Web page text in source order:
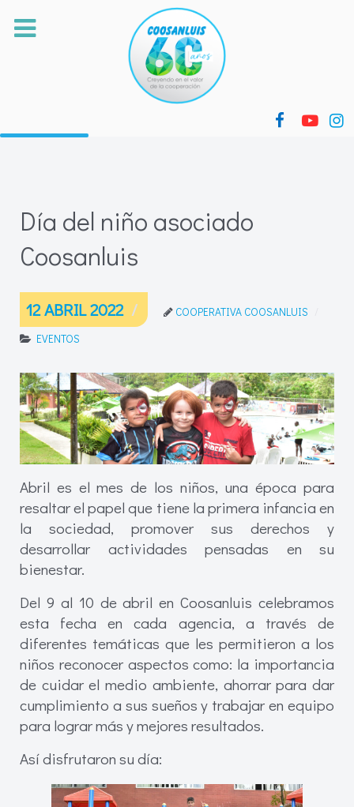
Día del niño asociado
Coosanluis
12 ABRIL 2022
COOPERATIVA COOSANLUIS
EVENTOS
Abril es el mes de los niños, una época para
resaltar el papel que tiene la primera infancia en
la sociedad, promover sus derechos y
desarrollar actividades pensadas en su
bienestar.
Del 9 al 10 de abril en Coosanluis celebramos
esta fecha en cada agencia, a través de
diferentes temáticas que les permitieron a los
niños reconocer aspectos como: la importancia
de cuidar el medio ambiente, ahorrar para dar
cumplimiento a sus sueños y trabajar en equipo
para lograr más y mejores resultados.
Así disfrutaron su día: